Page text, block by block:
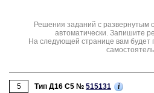
Решения заданий с развернутым
автоматически. Запишите
На следующей странице вам будет
5 Тип Д16 C5 № 515131 i